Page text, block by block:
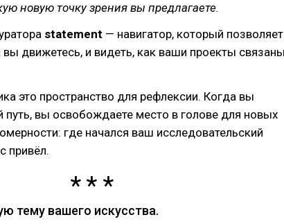
новую точку зрения вы предлагаете.
statement — навигатор, который позволяет
вы движетесь, и видеть, как ваши проекты
это пространство для рефлексии. Когда вы
путь, вы освобождаете место в голове для новых
где начался ваш исследовательский
привёл.
тему вашего искусства.